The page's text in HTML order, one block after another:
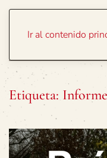
Ir al contenido
Etiqueta: